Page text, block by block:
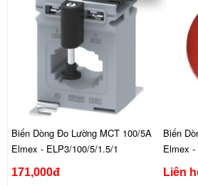
Biến Dòng Đo Lường MCT 100/5A
Elmex - ELP3/100/5/1.5/1
171,000đ
Biến
Elmex -
Liên